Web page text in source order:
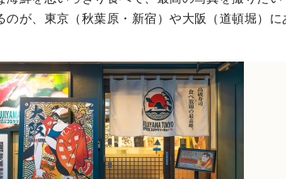
が、東京（秋葉原・新宿）や大阪（道頓堀）に